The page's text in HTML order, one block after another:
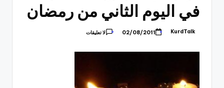
في اليوم الثاني من رمضان
تمّ
KurdTalk
02/08/2011 لا تعليقات